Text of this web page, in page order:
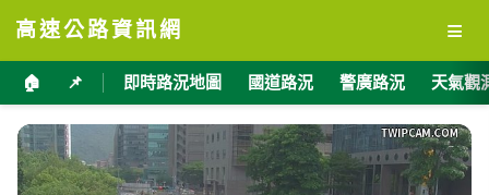
高速公路資訊網 ≡
🏠 📌 即時路況地圖 國道路況 警廣路況 天氣觀